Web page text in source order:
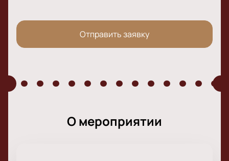
Отправить заявку
О мероприятии